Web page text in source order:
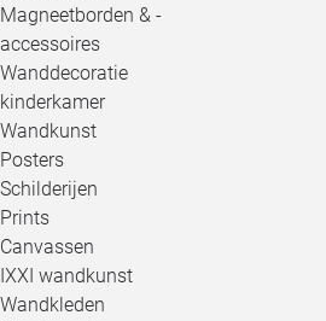
Magneetborden & -
accessoires
Wanddecoratie
kinderkamer
Wandkunst
Posters
Schilderijen
Prints
Canvassen
IXXI wandkunst
Wandkleden